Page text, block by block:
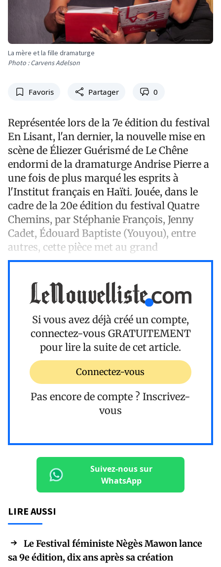
La mère et la fille dramaturge
Photo : Carvens Adelson
Favoris Partager 0
Représentée lors de la 7e édition du festival
En Lisant, l'an dernier, la nouvelle mise en
scène de Éliezer Guérismé de Le Chêne
endormi de la dramaturge Andrise Pierre a
une fois de plus marqué les esprits à
l'Institut français en Haïti. Jouée, dans le
cadre de la 20e édition du festival Quatre
Chemins, par Stéphanie François, Jenny
Cadet, Édouard Baptiste (Youyou), entre
autres, cette pièce met au grand
Si vous avez déjà créé un compte,
connectez-vous GRATUITEMENT
pour lire la suite de cet article.
Connectez-vous
Pas encore de compte ? Inscrivez-
vous
Suivez-nous sur
WhatsApp
LIRE AUSSI
Le Festival féministe Nègès Mawon lance
sa 9e édition, dix ans après sa création